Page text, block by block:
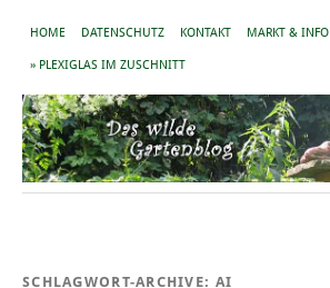
HOME DATENSCHUTZ KONTAKT MARKT & INFO
» PLEXIGLAS IM ZUSCHNITT
SCHLAGWORT-ARCHIVE: AI